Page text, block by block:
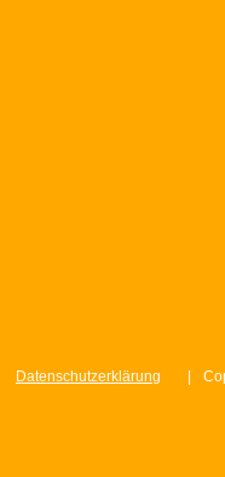
Datenschutzerklärung